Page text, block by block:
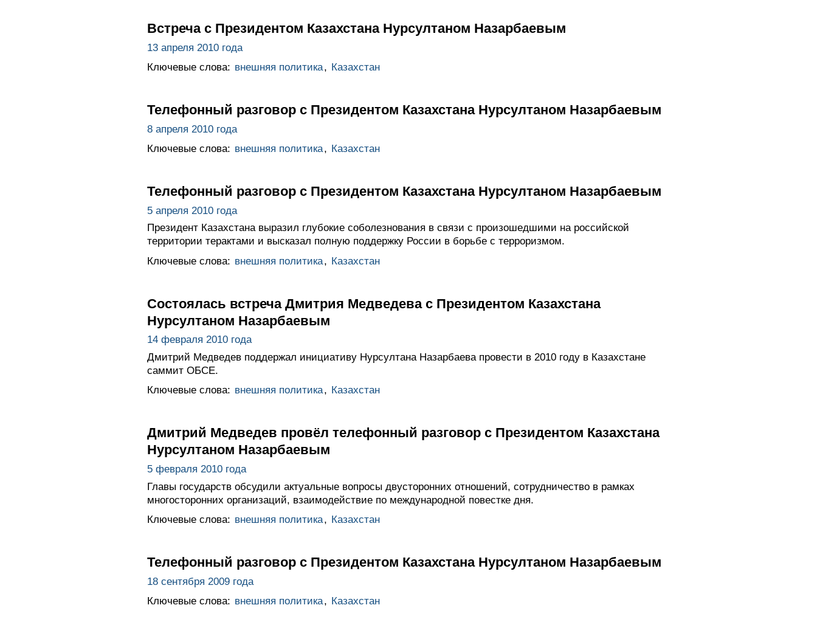
Встреча с Президентом Казахстана Нурсултаном Назарбаевым
13 апреля 2010 года
Ключевые слова: внешняя политика, Казахстан
Телефонный разговор с Президентом Казахстана Нурсултаном Назарбаевым
8 апреля 2010 года
Ключевые слова: внешняя политика, Казахстан
Телефонный разговор с Президентом Казахстана Нурсултаном Назарбаевым
5 апреля 2010 года
Президент Казахстана выразил глубокие соболезнования в связи с произошедшими на российской
территории терактами и высказал полную поддержку России в борьбе с терроризмом.
Ключевые слова: внешняя политика, Казахстан
Состоялась встреча Дмитрия Медведева с Президентом Казахстана
Нурсултаном Назарбаевым
14 февраля 2010 года
Дмитрий Медведев поддержал инициативу Нурсултана Назарбаева провести в 2010 году в Казахстане
саммит ОБСЕ.
Ключевые слова: внешняя политика, Казахстан
Дмитрий Медведев провёл телефонный разговор с Президентом Казахстана
Нурсултаном Назарбаевым
5 февраля 2010 года
Главы государств обсудили актуальные вопросы двусторонних отношений, сотрудничество в рамках
многосторонних организаций, взаимодействие по международной повестке дня.
Ключевые слова: внешняя политика, Казахстан
Телефонный разговор с Президентом Казахстана Нурсултаном Назарбаевым
18 сентября 2009 года
Ключевые слова: внешняя политика, Казахстан